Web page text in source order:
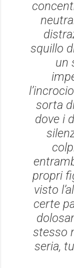
squillo
un
sorta
dove i
propri
visto
certe
stesso
seria,